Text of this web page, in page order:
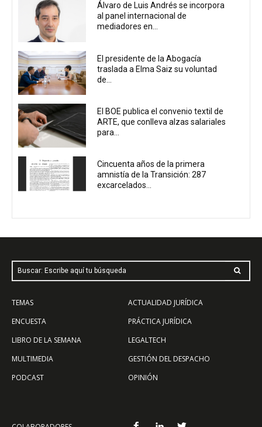
Álvaro de Luis Andrés se incorpora
al panel internacional de
mediadores en...
El presidente de la Abogacía
traslada a Elma Saiz su voluntad
de...
El BOE publica el convenio textil de
ARTE, que conlleva alzas salariales
para...
Cincuenta años de la primera
amnistía de la Transición: 287
excarcelados...
Buscar: Escribe aquí tu búsqueda
TEMAS
ENCUESTA
LIBRO DE LA SEMANA
MULTIMEDIA
PODCAST
ACTUALIDAD JURÍDICA
PRÁCTICA JURÍDICA
LEGALTECH
GESTIÓN DEL DESPACHO
OPINIÓN